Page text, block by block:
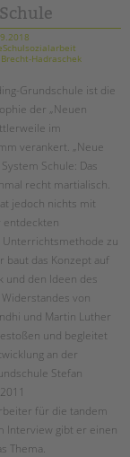
Hadraschek
Grundschule ist die
der „Neuen
im
verankert. „Neue
Schule: Das
recht martialisch.
jedoch nichts mit
zu
baut das Konzept auf
und den Ideen des
von
und Martin Luther
und begleitet
an der
Stefan
für die tandem
Interview gibt er einen
Thema.